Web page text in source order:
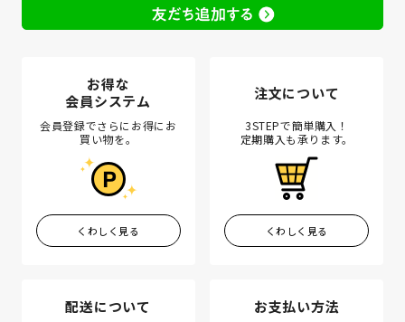
お得な
会員システム
会員登録でさらにお得にお
買い物を。
くわしく見る
注文について
3STEPで簡単購入！
定期購入も承ります。
くわしく見る
配送について お支払い方法